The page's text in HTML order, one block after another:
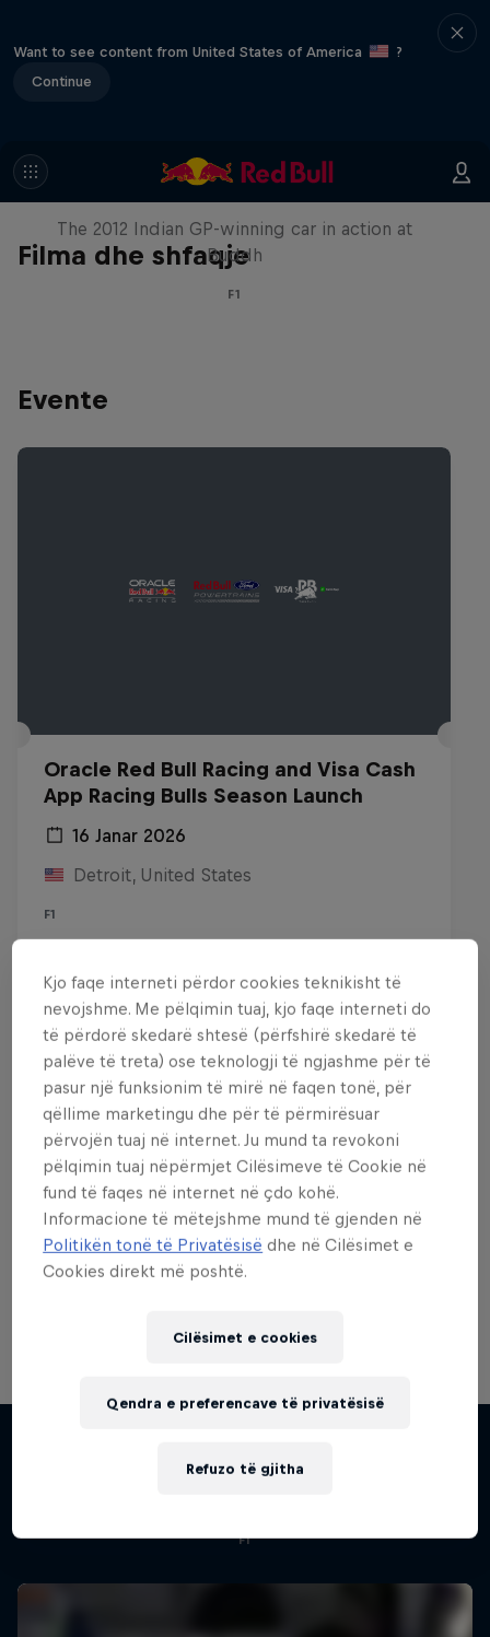
Want to see content from United States of America
?
Continue
Filma dhe shfaqje
F1 Car Returns to India
The 2012 Indian GP-winning car in action at
Buddh
F1
Evente
Oracle Red Bull Racing and Visa Cash
App Racing Bulls Season Launch
16 Janar 2026
Detroit, United States
F1
Dëshiron më shumë nga
kjo?
Red Bull Motorsports
On track and off road, on two wheels or four - this
Chasing RB7
F1
Kjo faqe interneti përdor cookies teknikisht të
nevojshme. Me pëlqimin tuaj, kjo faqe interneti do
të përdorë skedarë shtesë (përfshirë skedarë të
palëve të treta) ose teknologji të ngjashme për të
pasur një funksionim të mirë në faqen tonë, për
qëllime marketingu dhe për të përmirësuar
përvojën tuaj në internet. Ju mund ta revokoni
pëlqimin tuaj nëpërmjet Cilësimeve të Cookie në
fund të faqes në internet në çdo kohë.
Informacione të mëtejshme mund të gjenden në
Politikën tonë të Privatësisë dhe në Cilësimet e
Cookies direkt më poshtë.
Cilësimet e cookies
Refuzo të gjitha
Qendra e preferencave të privatësisë